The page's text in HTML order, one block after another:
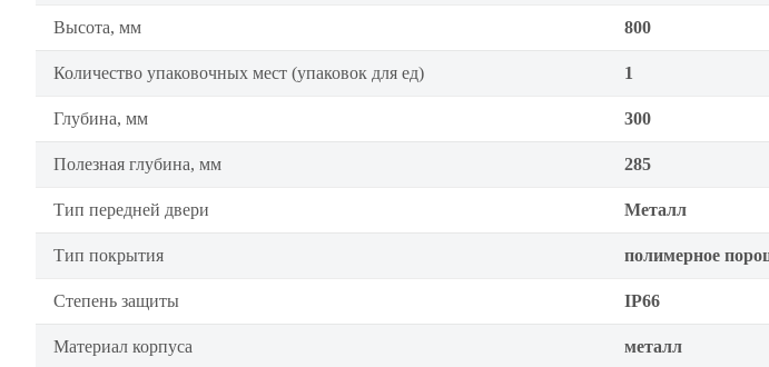
Высота, мм 800
Количество упаковочных мест (упаковок для ед) 1
Глубина, мм 300
Полезная глубина, мм 285
Тип передней двери Металл
Тип покрытия полимерное
Степень защиты IP66
Материал корпуса металл